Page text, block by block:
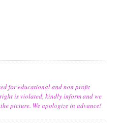
for educational and non profit
is violated, kindly inform and we
picture. We apologize in advance!